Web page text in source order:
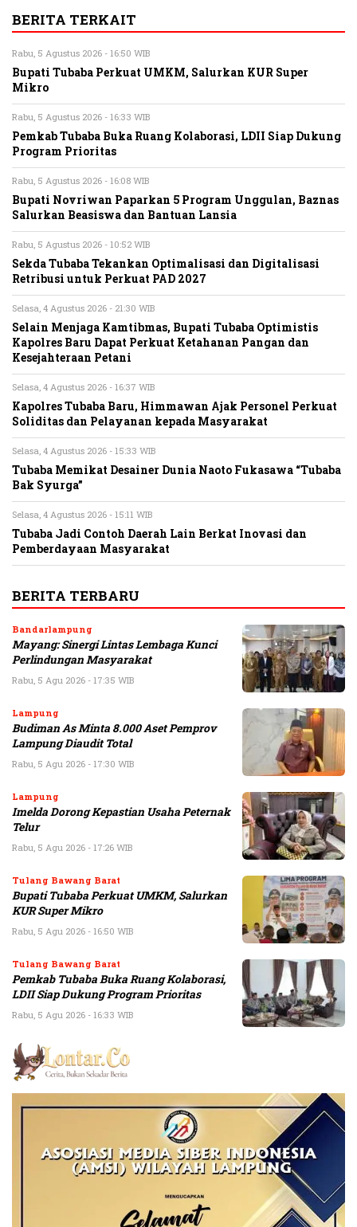
BERITA TERKAIT
Rabu, 5 Agustus 2026 - 16:50 WIB
Bupati Tubaba Perkuat UMKM, Salurkan KUR Super
Mikro
Rabu, 5 Agustus 2026 - 16:33 WIB
Pemkab Tubaba Buka Ruang Kolaborasi, LDII Siap Dukung
Program Prioritas
Rabu, 5 Agustus 2026 - 16:08 WIB
Bupati Novriwan Paparkan 5 Program Unggulan, Baznas
Salurkan Beasiswa dan Bantuan Lansia
Rabu, 5 Agustus 2026 - 10:52 WIB
Sekda Tubaba Tekankan Optimalisasi dan Digitalisasi
Retribusi untuk Perkuat PAD 2027
Selasa, 4 Agustus 2026 - 21:30 WIB
Selain Menjaga Kamtibmas, Bupati Tubaba Optimistis
Kapolres Baru Dapat Perkuat Ketahanan Pangan dan
Kesejahteraan Petani
Selasa, 4 Agustus 2026 - 16:37 WIB
Kapolres Tubaba Baru, Himmawan Ajak Personel Perkuat
Soliditas dan Pelayanan kepada Masyarakat
Selasa, 4 Agustus 2026 - 15:33 WIB
Tubaba Memikat Desainer Dunia Naoto Fukasawa “Tubaba
Bak Syurga”
Selasa, 4 Agustus 2026 - 15:11 WIB
Tubaba Jadi Contoh Daerah Lain Berkat Inovasi dan
Pemberdayaan Masyarakat
BERITA TERBARU
Bandarlampung
Mayang: Sinergi Lintas Lembaga Kunci
Perlindungan Masyarakat
Rabu, 5 Agu 2026 - 17:35 WIB
Lampung
Budiman As Minta 8.000 Aset Pemprov
Lampung Diaudit Total
Rabu, 5 Agu 2026 - 17:30 WIB
Lampung
Imelda Dorong Kepastian Usaha Peternak
Telur
Rabu, 5 Agu 2026 - 17:26 WIB
Tulang Bawang Barat
Bupati Tubaba Perkuat UMKM, Salurkan
KUR Super Mikro
Rabu, 5 Agu 2026 - 16:50 WIB
Tulang Bawang Barat
Pemkab Tubaba Buka Ruang Kolaborasi,
LDII Siap Dukung Program Prioritas
Rabu, 5 Agu 2026 - 16:33 WIB